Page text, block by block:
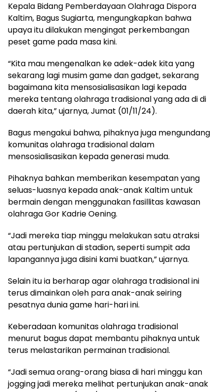
Kepala Bidang Pemberdayaan Olahraga Dispora
Kaltim, Bagus Sugiarta, mengungkapkan bahwa
upaya itu dilakukan mengingat perkembangan
peset game pada masa kini.
“Kita mau mengenalkan ke adek-adek kita yang
sekarang lagi musim game dan gadget, sekarang
bagaimana kita mensosialisasikan lagi kepada
mereka tentang olahraga tradisional yang ada di di
daerah kita,” ujarnya, Jumat (01/11/24).
Bagus mengakui bahwa, pihaknya juga mengundang
komunitas olahraga tradisional dalam
mensosialisasikan kepada generasi muda.
Pihaknya bahkan memberikan kesempatan yang
seluas-luasnya kepada anak-anak Kaltim untuk
bermain dengan menggunakan fasillitas kawasan
olahraga Gor Kadrie Oening.
“Jadi mereka tiap minggu melakukan satu atraksi
atau pertunjukan di stadion, seperti sumpit ada
lapangannya juga disini kami buatkan,” ujarnya.
Selain itu ia berharap agar olahraga tradisional ini
terus dimainkan oleh para anak-anak seiring
pesatnya dunia game hari-hari ini.
Keberadaan komunitas olahraga tradisional
menurut bagus dapat membantu pihaknya untuk
terus melastarikan permainan tradisional.
“Jadi semua orang-orang biasa di hari minggu kan
jogging jadi mereka melihat pertunjukan anak-anak